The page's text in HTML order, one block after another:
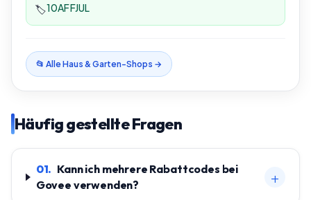
🏷️10AFFJUL
📂 AlleHaus & Garten-Shops →
Häufig gestellte Fragen
01. Kann ich mehrere Rabattcodes bei
Govee verwenden?
+